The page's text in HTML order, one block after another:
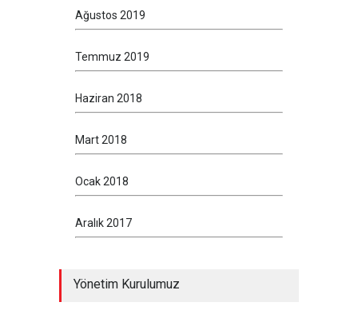
Ağustos 2019
Temmuz 2019
Haziran 2018
Mart 2018
Ocak 2018
Aralık 2017
Yönetim Kurulumuz